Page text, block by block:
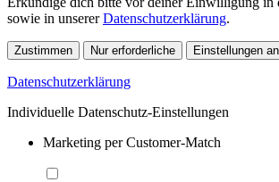
sowie in unsererDatenschutzerklärung.
Zustimmen Nur erforderliche Einstellungen
Datenschutzerklärung
Individuelle Datenschutz-Einstellungen
Marketing per Customer-Match